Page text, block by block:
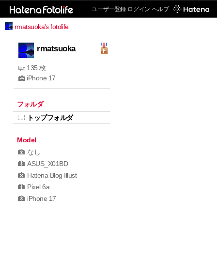
ユーザー登録 ログイン ヘルプ
rmatsuoka's fotolife
rmatsuoka
135 枚
iPhone 17
フォルダ
トップフォルダ
Model
なし
ASUS_X01BD
Hatena Blog Illust
Pixel 6a
iPhone 17